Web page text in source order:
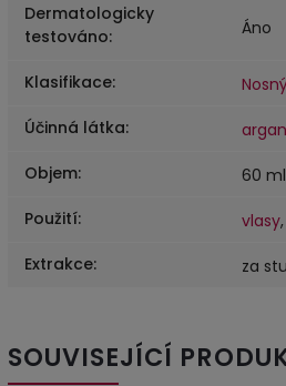
Dermatologicky
testováno: Áno
Klasifikace:
Účinná látka:
argan
Objem:
60 ml
Použití: vlasy,
Extrakce: za
SOUVISEJÍCÍ